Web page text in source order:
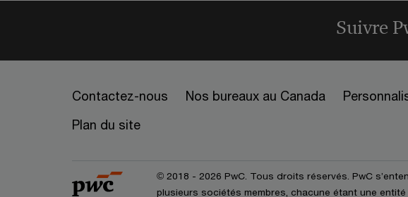
Suivre
Contactez-nous Nos bureaux au Canada
Plan du site
© 2018 - 2026 PwC. Tous droits réservés. PwC
plusieurs sociétés membres, chacune étant une